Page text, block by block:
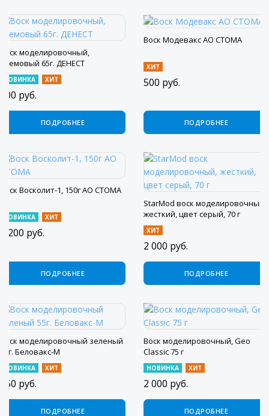
Воск моделировочный,
кремовый 65г. ДЕНЕСТ
НОВИНКА ХИТ
800 руб.
ПОДРОБНЕЕ
Воск Модевакс АО СТОМА
ХИТ
500 руб.
ПОДРОБНЕЕ
Воск Восколит-1, 150г АО СТОМА
НОВИНКА ХИТ
1 200 руб.
ПОДРОБНЕЕ
StarMod воск моделировочный,
жесткий, цвет серый, 70 г
ХИТ
2 000 руб.
ПОДРОБНЕЕ
Воск моделировочный зеленый
55г. Беловакс-М
НОВИНКА ХИТ
450 руб.
ПОДРОБНЕЕ
Воск моделировочный, Geo
Classic 75 г
НОВИНКА ХИТ
2 000 руб.
ПОДРОБНЕЕ